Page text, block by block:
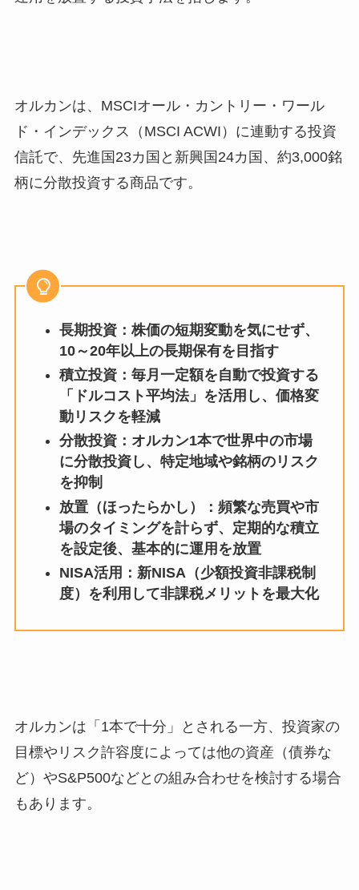
オルカンは、MSCIオール・カントリー・ワール
ド・インデックス（MSCI ACWI）に連動する投資
信託で、先進国23カ国と新興国24カ国、約3,000銘
柄に分散投資する商品です。
長期投資：株価の短期変動を気にせず、
10～20年以上の長期保有を目指す
積立投資：毎月一定額を自動で投資する
「ドルコスト平均法」を活用し、価格変
動リスクを軽減
分散投資：オルカン1本で世界中の市場
に分散投資し、特定地域や銘柄のリスク
を抑制
放置（ほったらかし）：頻繁な売買や市
場のタイミングを計らず、定期的な積立
を設定後、基本的に運用を放置
NISA活用：新NISA（少額投資非課税制
度）を利用して非課税メリットを最大化
オルカンは「1本で十分」とされる一方、投資家の
目標やリスク許容度によっては他の資産（債券な
ど）やS&P500などとの組み合わせを検討する場合
もあります。